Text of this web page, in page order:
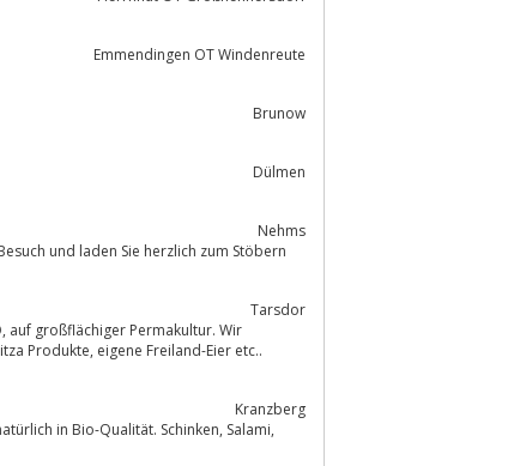
Emmendingen OT Windenreute
Brunow
Dülmen
Nehms
und laden Sie herzlich zum Stöbern
Tarsdor
Kranzberg
in Bio-Qualität. Schinken, Salami,